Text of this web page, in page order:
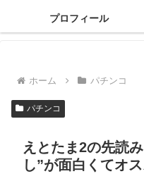
プロフィール
ホーム パチンコ
パチンコ
えとたま2の先読
し”が面白くてオス